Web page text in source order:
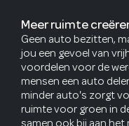
Meer ruimte
Geen auto bezitten,
jou een gevoel van
voordelen voor de
mensen een auto
minder auto's zorgt
ruimte voor groen in
samen ook bij aan